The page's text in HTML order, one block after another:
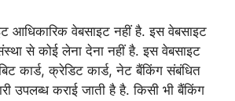
आधिकारिक वेबसाइट नहीं है. इस वेबसाइट
से कोई लेना देना नहीं है. इस वेबसाइट
कार्ड, क्रेडिट कार्ड, नेट बैंकिंग संबंधित
उपलब्ध कराई जाती है है. किसी भी बैंकिंग